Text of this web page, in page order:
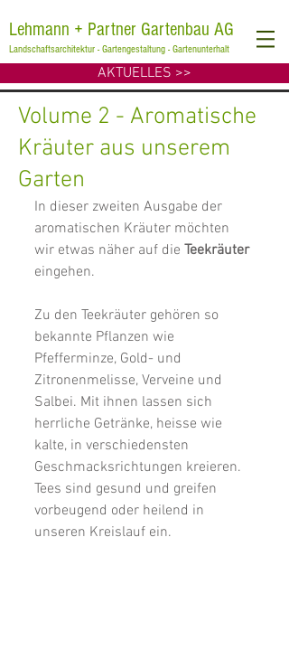
Lehmann + Partner Gartenbau AG
Landschaftsarchitektur - Gartengestaltung - Gartenunterhalt
AKTUELLES >>
Volume 2 - Aromatische
Kräuter aus unserem
Garten
In dieser zweiten Ausgabe der
aromatischen Kräuter möchten
wir etwas näher auf die Teekräuter
eingehen.
Zu den Teekräuter gehören so
bekannte Pflanzen wie
Pfefferminze, Gold- und
Zitronenmelisse, Verveine und
Salbei. Mit ihnen lassen sich
herrliche Getränke, heisse wie
kalte, in verschiedensten
Geschmacksrichtungen kreieren.
Tees sind gesund und greifen
vorbeugend oder heilend in
unseren Kreislauf ein.